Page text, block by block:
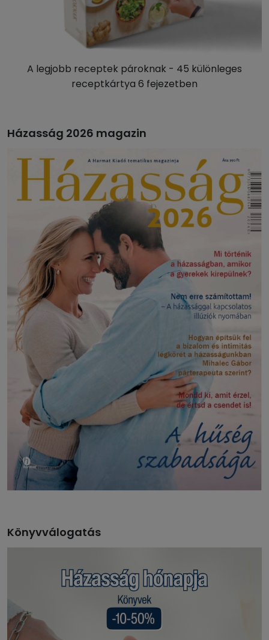
A legjobb receptek pároknak - 45 különleges
receptkártya 6 fejezetben
Házasság 2026 magazin
Könyvválogatás